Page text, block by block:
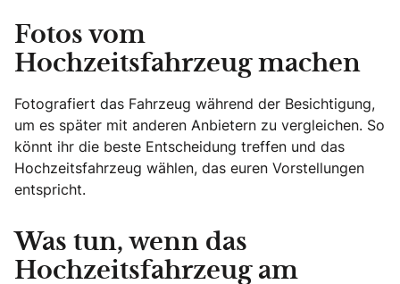
Fotos vom
Hochzeitsfahrzeug machen
Fotografiert das Fahrzeug während der Besichtigung,
um es später mit anderen Anbietern zu vergleichen. So
könnt ihr die beste Entscheidung treffen und das
Hochzeitsfahrzeug wählen, das euren Vorstellungen
entspricht.
Was tun, wenn das
Hochzeitsfahrzeug am